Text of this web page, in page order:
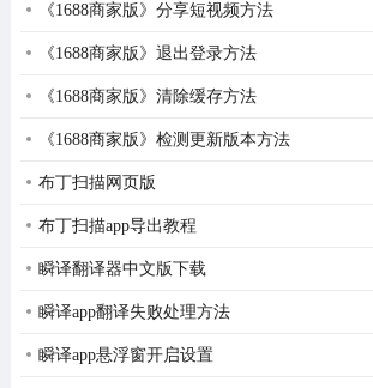
《1688商家版》分享短视频方法
《1688商家版》退出登录方法
《1688商家版》清除缓存方法
《1688商家版》检测更新版本方法
布丁扫描网页版
布丁扫描app导出教程
瞬译翻译器中文版下载
瞬译app翻译失败处理方法
瞬译app悬浮窗开启设置